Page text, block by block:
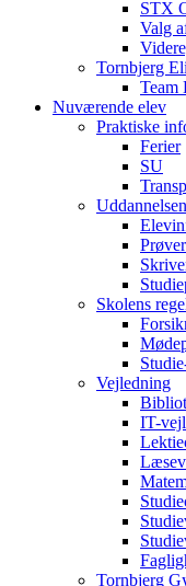
STX
Valg
Tornbjerg
Team
Nuværende elev
Praktiske
Ferier
SU
Uddannelsen
Skolens
Vejledning
IT-
Tornbjerg